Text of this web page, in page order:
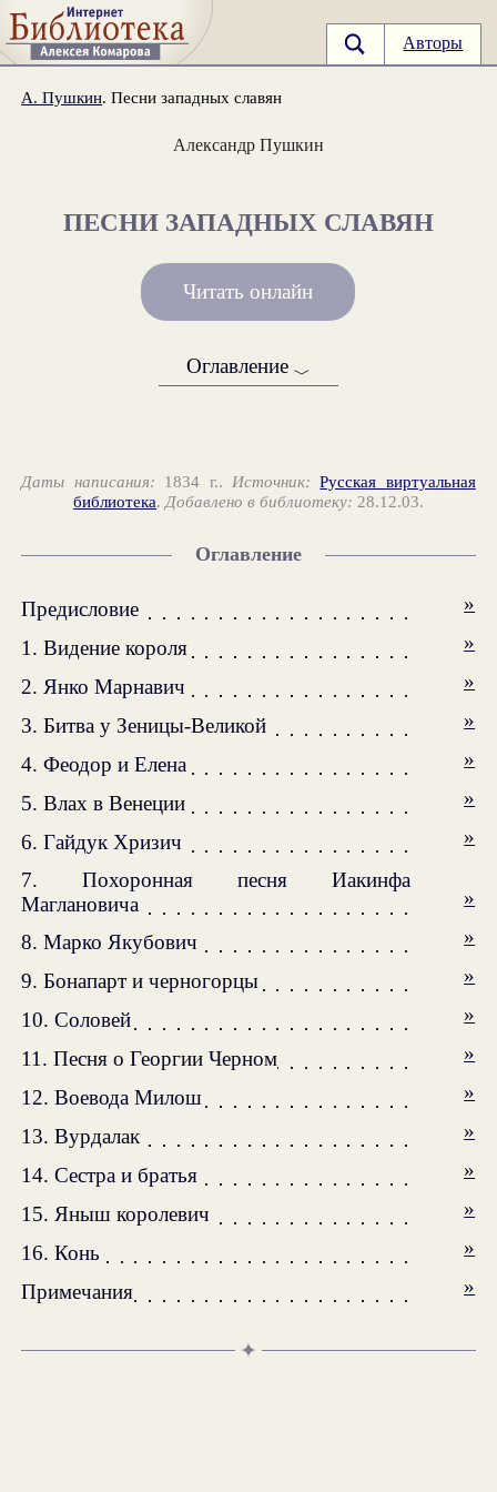
Авторы
А. Пушкин. Песни западных славян
Александр Пушкин
ПЕСНИ ЗАПАДНЫХ СЛАВЯН
Читать онлайн
Оглавление ﹀
Даты написания: 1834 г.. Источник: Русская виртуальная
библиотека. Добавлено в библиотеку: 28.12.03.
Оглавление
Предисловие
»
1. Видение короля
»
2. Янко Марнавич
»
3. Битва у Зеницы-Великой
»
4. Феодор и Елена
»
5. Влах в Венеции
»
6. Гайдук Хризич
»
7. Похоронная песня Иакинфа
Маглановича
»
8. Марко Якубович
»
9. Бонапарт и черногорцы
»
10. Соловей
»
11. Песня о Георгии Черном
»
12. Воевода Милош
»
13. Вурдалак
»
14. Сестра и братья
»
15. Яныш королевич
»
16. Конь
»
Примечания
»
✦